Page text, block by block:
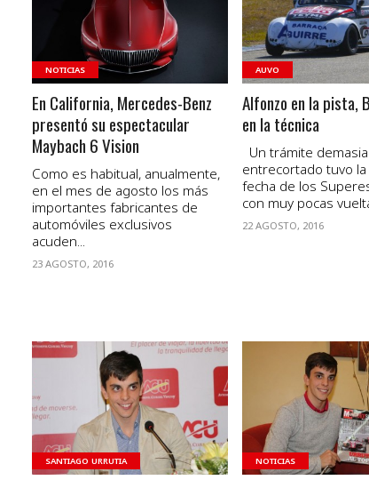
NOTICIAS
En California, Mercedes-Benz
presentó su espectacular
Maybach 6 Vision
Como es habitual, anualmente,
en el mes de agosto los más
importantes fabricantes de
automóviles exclusivos
acuden...
23 AGOSTO, 2016
AUVO
Alfonzo en la pista,
en la técnica
Un trámite
entrecortado tuvo
fecha de los
con muy pocas
22 AGOSTO, 2016
VER NOTA
SANTIAGO URRUTIA
VER NOTA
NOTICIAS